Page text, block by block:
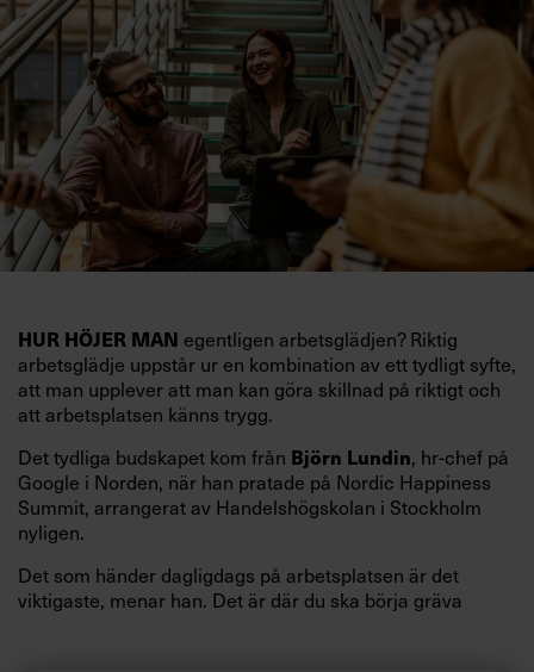
HUR HÖJER MAN egentligen arbetsglädjen? Riktig
arbetsglädje uppstår ur en kombination av ett tydligt syfte,
att man upplever att man kan göra skillnad på riktigt och
att arbetsplatsen känns trygg.
Det tydliga budskapet kom från Björn Lundin, hr-chef på
Google i Norden, när han pratade på Nordic Happiness
Summit, arrangerat av Handelshögskolan i Stockholm
nyligen.
Det som händer dagligdags på arbetsplatsen är det
viktigaste, menar han. Det är där du ska börja gräva